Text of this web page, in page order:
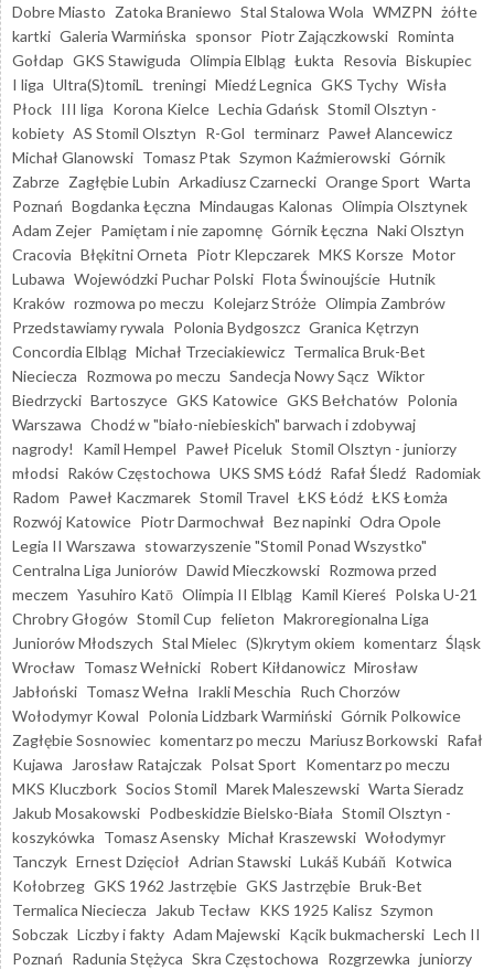
Dobre Miasto Zatoka Braniewo Stal Stalowa Wola WMZPN żółte
kartki Galeria Warmińska sponsor Piotr Zajączkowski Rominta
Gołdap GKS Stawiguda Olimpia Elbląg Łukta Resovia Biskupiec
I liga Ultra(S)tomiL treningi Miedź Legnica GKS Tychy Wisła
Płock III liga Korona Kielce Lechia Gdańsk Stomil Olsztyn -
kobiety AS Stomil Olsztyn R-Gol terminarz Paweł Alancewicz
Michał Glanowski Tomasz Ptak Szymon Kaźmierowski Górnik
Zabrze Zagłębie Lubin Arkadiusz Czarnecki Orange Sport Warta
Poznań Bogdanka Łęczna Mindaugas Kalonas Olimpia Olsztynek
Adam Zejer Pamiętam i nie zapomnę Górnik Łęczna Naki Olsztyn
Cracovia Błękitni Orneta Piotr Klepczarek MKS Korsze Motor
Lubawa Wojewódzki Puchar Polski Flota Świnoujście Hutnik
Kraków rozmowa po meczu Kolejarz Stróże Olimpia Zambrów
Przedstawiamy rywala Polonia Bydgoszcz Granica Kętrzyn
Concordia Elbląg Michał Trzeciakiewicz Termalica Bruk-Bet
Nieciecza Rozmowa po meczu Sandecja Nowy Sącz Wiktor
Biedrzycki Bartoszyce GKS Katowice GKS Bełchatów Polonia
Warszawa Chodź w "biało-niebieskich" barwach i zdobywaj
nagrody!
Kamil Hempel Paweł Piceluk Stomil Olsztyn - juniorzy
młodsi Raków Częstochowa UKS SMS Łódź Rafał Śledź Radomiak
Radom Paweł Kaczmarek Stomil Travel ŁKS Łódź ŁKS Łomża
Rozwój Katowice Piotr Darmochwał Bez napinki Odra Opole
Legia II Warszawa stowarzyszenie "Stomil Ponad Wszystko"
Centralna Liga Juniorów Dawid Mieczkowski Rozmowa przed
meczem Yasuhiro Katō Olimpia II Elbląg Kamil Kiereś Polska U-21
Chrobry Głogów Stomil Cup felieton Makroregionalna Liga
Juniorów Młodszych Stal Mielec (S)krytym okiem komentarz Śląsk
Wrocław Tomasz Wełnicki Robert Kiłdanowicz Mirosław
Jabłoński Tomasz Wełna Irakli Meschia Ruch Chorzów
Wołodymyr Kowal Polonia Lidzbark Warmiński Górnik Polkowice
Zagłębie Sosnowiec komentarz po meczu Mariusz Borkowski Rafał
Kujawa
Jarosław Ratajczak Polsat Sport Komentarz po meczu
MKS Kluczbork Socios Stomil Marek Maleszewski Warta Sieradz
Jakub Mosakowski Podbeskidzie Bielsko-Biała Stomil Olsztyn -
koszykówka Tomasz Asensky Michał Kraszewski Wołodymyr
Tanczyk Ernest Dzięcioł Adrian Stawski Lukáš Kubáň Kotwica
Kołobrzeg GKS 1962 Jastrzębie GKS Jastrzębie Bruk-Bet
Termalica Nieciecza
Jakub Tecław KKS 1925 Kalisz Szymon
Sobczak Liczby i fakty Adam Majewski Kącik bukmacherski Lech II
Poznań Radunia Stężyca Skra Częstochowa Rozgrzewka juniorzy